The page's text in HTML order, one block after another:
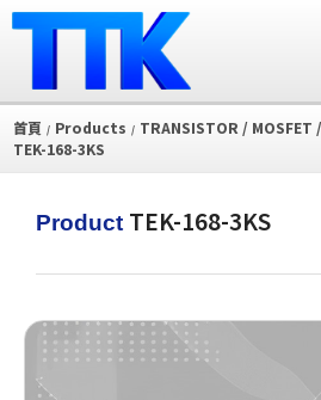
首頁 / Products / TRANSISTOR / MOSFET
TEK-168-3KS
Product TEK-168-3KS